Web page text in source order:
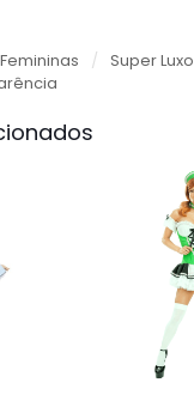
/ Super Luxo